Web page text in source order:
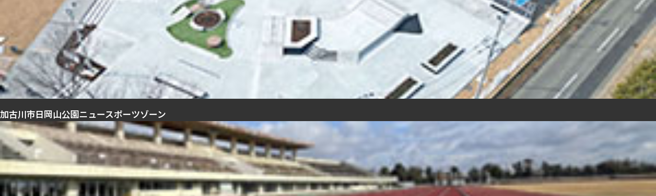
加古川市日岡山公園ニュースポーツゾーン